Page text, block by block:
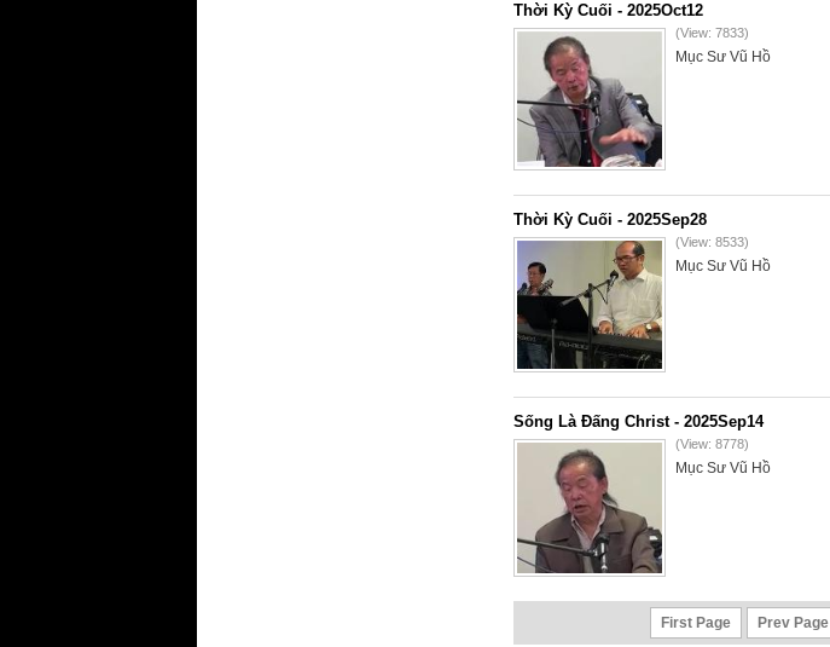
Thời Kỳ Cuối - 2025Oct12
(View: 7833)
Mục Sư Vũ Hồ
Thời Kỳ Cuối - 2025Sep28
(View: 8533)
Mục Sư Vũ Hồ
Sống Là Đấng Christ - 2025Sep14
(View: 8778)
Mục Sư Vũ Hồ
First Page Prev Page